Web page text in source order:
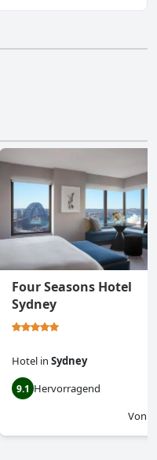
Four Seasons Hotel
Sydney
Hotel in Sydney
9.1 Hervorragend
Von